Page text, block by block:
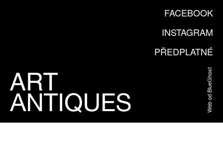
FACEBOOK
INSTAGRAM
PŘEDPLATNÉ
Web od BlueGhost